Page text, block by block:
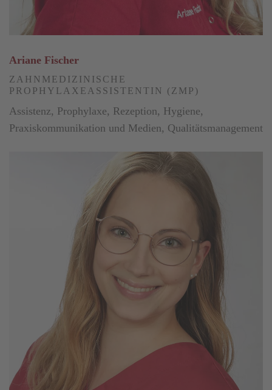
Ariane Fischer
ZAHNMEDIZINISCHE
PROPHYLAXEASSISTENTIN (ZMP)
Assistenz, Prophylaxe, Rezeption, Hygiene,
Praxiskommunikation und Medien, Qualitätsmanagement